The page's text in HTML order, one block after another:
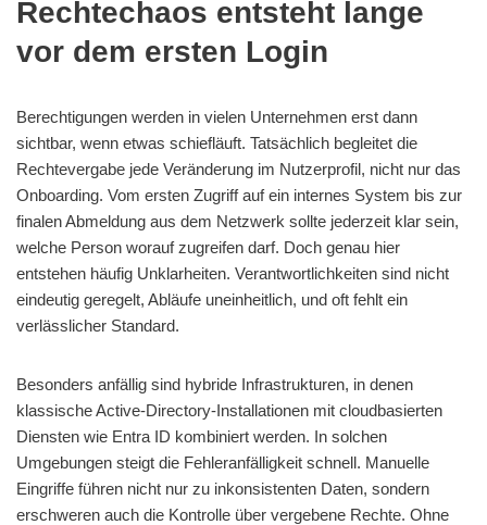
Rechtechaos entsteht lange
vor dem ersten Login
Berechtigungen werden in vielen Unternehmen erst dann
sichtbar, wenn etwas schiefläuft. Tatsächlich begleitet die
Rechtevergabe jede Veränderung im Nutzerprofil, nicht nur das
Onboarding. Vom ersten Zugriff auf ein internes System bis zur
finalen Abmeldung aus dem Netzwerk sollte jederzeit klar sein,
welche Person worauf zugreifen darf. Doch genau hier
entstehen häufig Unklarheiten. Verantwortlichkeiten sind nicht
eindeutig geregelt, Abläufe uneinheitlich, und oft fehlt ein
verlässlicher Standard.
Besonders anfällig sind hybride Infrastrukturen, in denen
klassische Active-Directory-Installationen mit cloudbasierten
Diensten wie Entra ID kombiniert werden. In solchen
Umgebungen steigt die Fehleranfälligkeit schnell. Manuelle
Eingriffe führen nicht nur zu inkonsistenten Daten, sondern
erschweren auch die Kontrolle über vergebene Rechte. Ohne